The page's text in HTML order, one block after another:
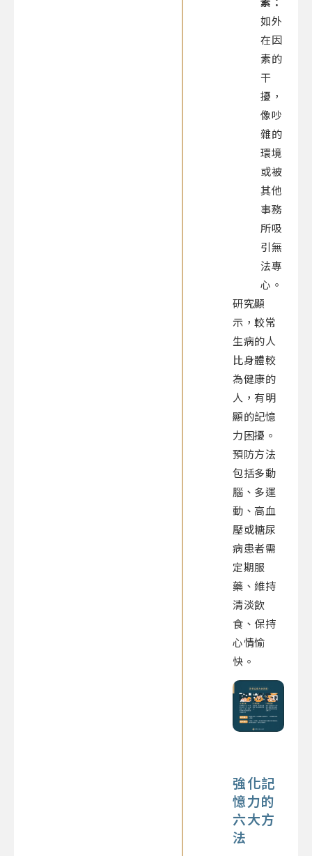
如外
在因
素的
干
擾，
像吵
雜的
環境
或被
其他
事務
所吸
引無
法專
心。
研究顯
示，較常
生病的人
比身體較
為健康的
人，有明
顯的記憶
力困擾。
預防方法
包括多動
腦、多運
動、高血
壓或糖尿
病患者需
定期服
藥、維持
清淡飲
食、保持
心情愉
快。
強化記
憶力的
六大方
法